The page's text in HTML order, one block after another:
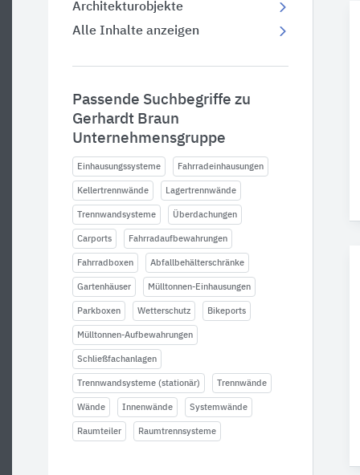
Architekturobjekte
Alle Inhalte anzeigen
Passende Suchbegriffe zu
Gerhardt Braun
Unternehmensgruppe
Einhausungssysteme Fahrradeinhausungen
Kellertrennwände Lagertrennwände
Trennwandsysteme Überdachungen
Carports Fahrradaufbewahrungen
Fahrradboxen Abfallbehälterschränke
Gartenhäuser Mülltonnen-Einhausungen
Parkboxen Wetterschutz Bikeports
Mülltonnen-Aufbewahrungen
Schließfachanlagen
Trennwandsysteme (stationär) Trennwände
Wände Innenwände Systemwände
Raumteiler Raumtrennsysteme